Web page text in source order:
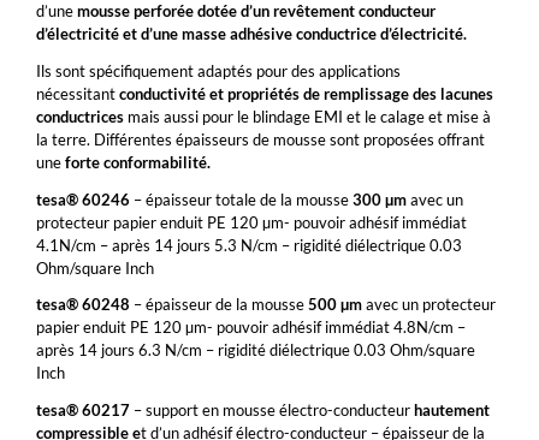
d’unemousse perforée dotée d’un revêtement conducteur
d’électricité et d’une masse adhésive conductrice d’électricité.
Ils sont spécifiquement adaptés pour des applications
nécessitantconductivité et propriétés de remplissagedes lacunes
conductrices mais aussi pour le blindage EMI et le calage et mise à
la terre. Différentes épaisseurs de mousse sont proposées offrant
uneforte conformabilité.
tesa® 60246 – épaisseur totale de la mousse300 µmavec un
protecteur papier enduit PE 120 µm- pouvoir adhésif immédiat
4.1N/cm – après 14 jours 5.3 N/cm – rigidité diélectrique 0.03
Ohm/square Inch
tesa® 60248 – épaisseur de la mousse500 µmavec un protecteur
papier enduit PE 120 µm- pouvoir adhésif immédiat 4.8N/cm –
après 14 jours 6.3 N/cm – rigidité diélectrique 0.03 Ohm/square
Inch
tesa® 60217 – support en mousse électro-conducteurhautement
compressible et d’un adhésif électro-conducteur – épaisseur de la